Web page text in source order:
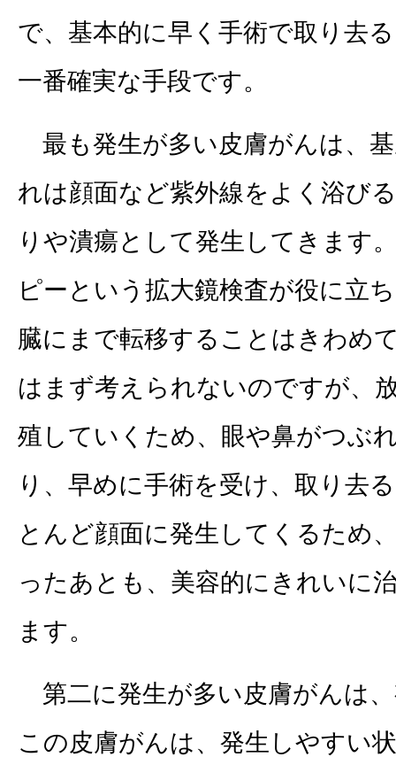
で、基本的に早く手術で取り去
一番確実な手段です。
最も発生が多い皮膚がんは、
れは顔面など紫外線をよく浴び
りや潰瘍として発生してきます
ピーという拡大鏡検査が役に立
臓にまで転移することはきわめ
はまず考えられないのですが、
殖していくため、眼や鼻がつぶ
り、早めに手術を受け、取り去
とんど顔面に発生してくるため
ったあとも、美容的にきれいに
ます。
第二に発生が多い皮膚がんは
この皮膚がんは、発生しやすい